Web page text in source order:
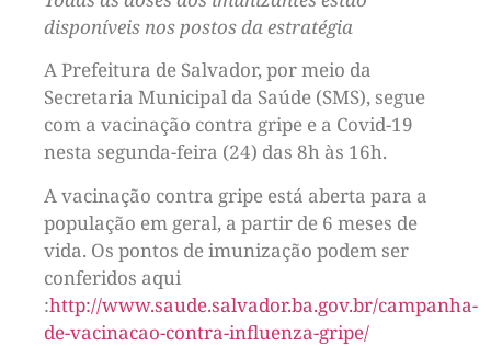
disponíveis nos postos da estratégia
A Prefeitura de Salvador, por meio da
Secretaria Municipal da Saúde (SMS), segue
com a vacinação contra gripe e a Covid-19
nesta segunda-feira (24) das 8h às 16h.
A vacinação contra gripe está aberta para a
população em geral, a partir de 6 meses de
vida. Os pontos de imunização podem ser
conferidos aqui
:http://www.saude.salvador.ba.gov.br/campanha-
de-vacinacao-contra-influenza-gripe/